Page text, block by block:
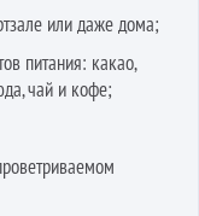
или даже дома;
питания: какао,
чай и кофе;